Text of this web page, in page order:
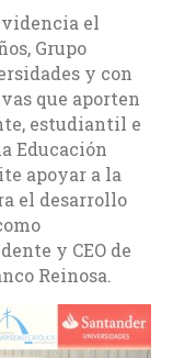
el
Grupo
y con
que aporten
estudiantil e
Educación
apoyar a la
el desarrollo
y CEO de
Reinosa.